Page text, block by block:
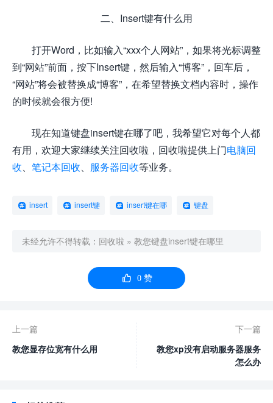
二、Insert键有什么用
打开Word，比如输入“xxx个人网站”，如果将光标调整
到“网站”前面，按下Insert键，然后输入“博客”，回车后，
“网站”将会被替换成“博客”，在希望替换文档内容时，操作
的时候就会很方便!
现在知道键盘insert键在哪了吧，我希望它对每个人都
有用，欢迎大家继续关注回收啦，回收啦提供上门电脑回
收
笔记本回收 服务器回收等业务。
insert insert键 insert键在哪 键盘
未经允许不得转载： 回收啦 » 教您键盘insert键在哪里
 0赞
上一篇
教您显存位宽有什么用
下一篇
教您xp没有启动服务器服务
怎么办